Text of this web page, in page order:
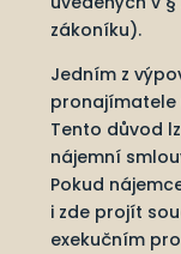
zákoníku).
Jedním z
pronajímatele
Tento důvod
nájemní
Pokud
i zde projít
exekučním